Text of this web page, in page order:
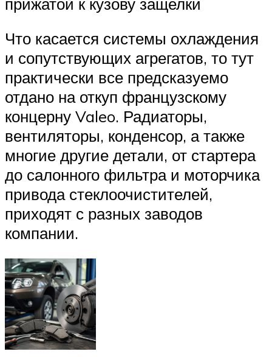
Что касается системы охлаждения
и сопутствующих агрегатов, то тут
практически все предсказуемо
отдано на откуп французскому
концерну Valeo. Радиаторы,
вентиляторы, конденсор, а также
многие другие детали, от стартера
до салонного фильтра и моторчика
привода стеклоочистителей,
приходят с разных заводов
компании.